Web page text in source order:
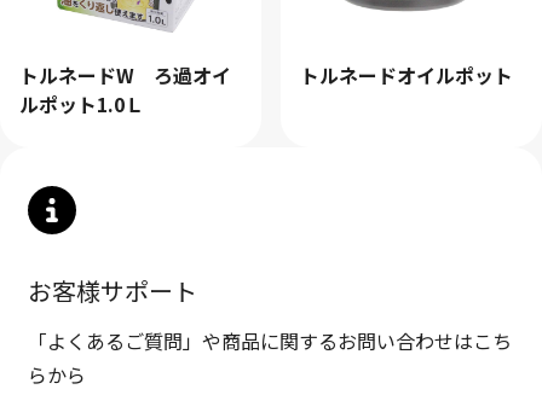
トルネードW ろ過オイ
ルポット1.0Ｌ
トルネードオイルポット
お客様サポート
「よくあるご質問」や商品に関するお問い合わせはこち
らから